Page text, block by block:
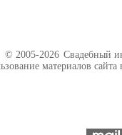
© 2005-2026 Свадебный
материалов